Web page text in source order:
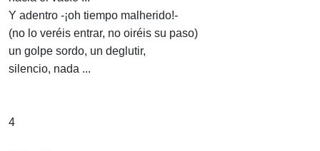
Y adentro -¡oh tiempo malherido!-
(no lo veréis entrar, no oiréis su paso)
un golpe sordo, un deglutir,
silencio, nada ...
4